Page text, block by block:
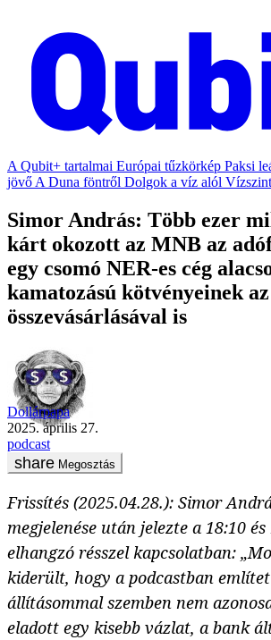
A Qubit+ tartalmai Európai tűzkörkép Paksi
jövő A Duna föntről Dolgok a víz alól
Simor András: Több ezer
kárt okozott az MNB az
egy csomó NER-es cég
kamatozású kötvényeinek az
összevásárlásával is
Dollárpapa
2025. április 27.
podcast
Megosztás
Frissítés (2025.04.28.): Simor
megjelenése után jelezte a 18:10
elhangzó résszel kapcsolatban:
kiderült, hogy a podcastban
állításommal szemben nem
eladott egy kisebb vázlat, a bank